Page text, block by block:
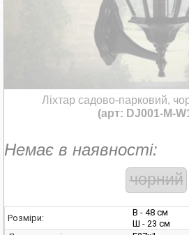
Ліхтар садово-парковий,
(арт: DJ001-M-
Немає в наявності:
чорний
Розміри:
В - 48 см
Ш - 23 см